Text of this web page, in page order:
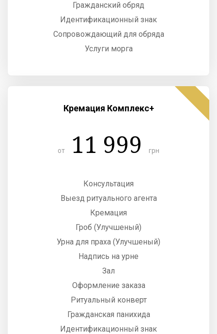
Гражданский обряд
Идентификационный знак
Сопровождающий для обряда
Услуги морга
Кремация Комплекс+
от 11 999 грн
Консультация
Выезд ритуального агента
Кремация
Гроб (Улучшеный)
Урна для праха (Улучшеный)
Надпись на урне
Зал
Оформление заказа
Ритуальный конверт
Гражданская панихида
Идентификационный знак